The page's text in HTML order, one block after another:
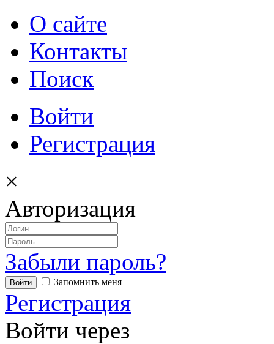
О сайте
Контакты
Поиск
Войти
Регистрация
×
Авторизация
Забыли пароль?
Запомнить меня
Регистрация
Войти через